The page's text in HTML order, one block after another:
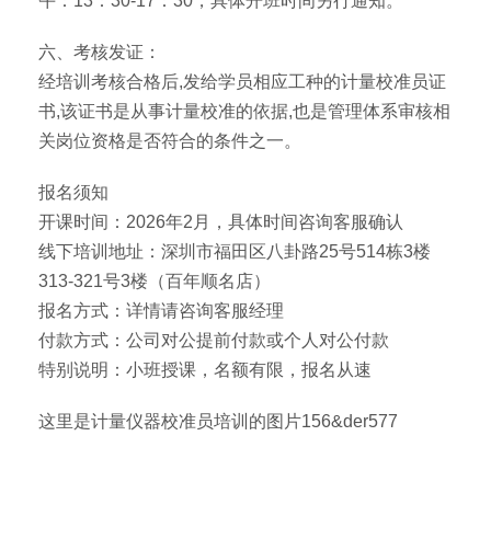
六、考核发证：
经培训考核合格后,发给学员相应工种的计量校准员证
书,该证书是从事计量校准的依据,也是管理体系审核相
关岗位资格是否符合的条件之一。
报名须知
开课时间：2026年2月，具体时间咨询客服确认
线下培训地址：深圳市福田区八卦路25号514栋3楼
313-321号3楼（百年顺名店）
报名方式：详情请咨询客服经理
付款方式：公司对公提前付款或个人对公付款
特别说明：小班授课，名额有限，报名从速
这里是计量仪器校准员培训的图片156&der577